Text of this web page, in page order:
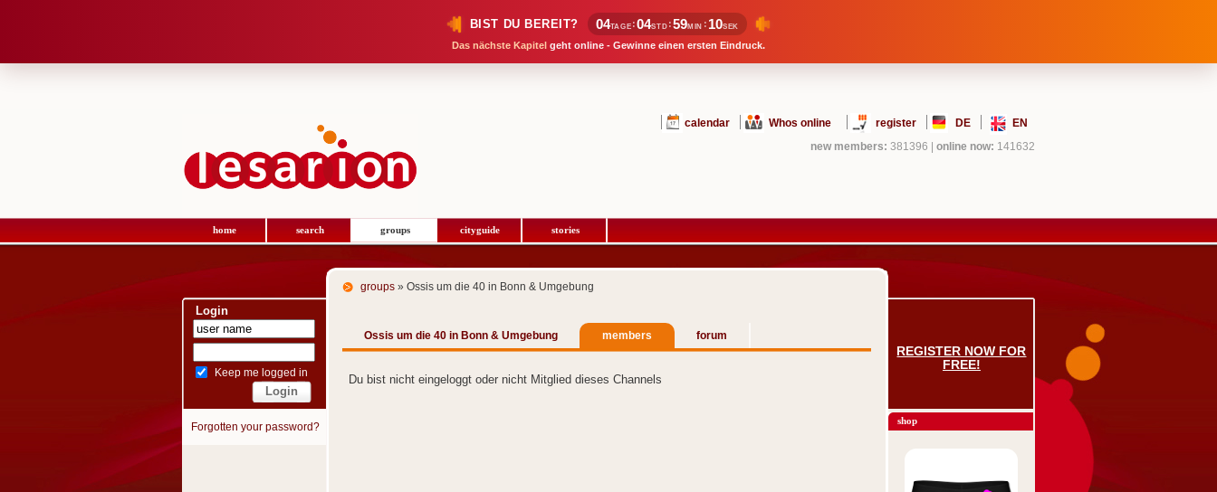
BIST DU BEREIT? 04TAGE :04STD :59MIN : 10SEK
Das nächste Kapitel geht online - Gewinne einen ersten Eindruck.
calendar Whos online register DE
EN
new members: 381396 online now: 141632
home search groups cityguide stories
Login
Keep me logged in
Forgotten your password?
groups » Ossis um die 40 in Bonn & Umgebung
Ossis um die 40 in Bonn & Umgebung members forum
Du bist nicht eingeloggt oder nicht Mitglied dieses Channels
REGISTER NOW FOR
FREE!
shop